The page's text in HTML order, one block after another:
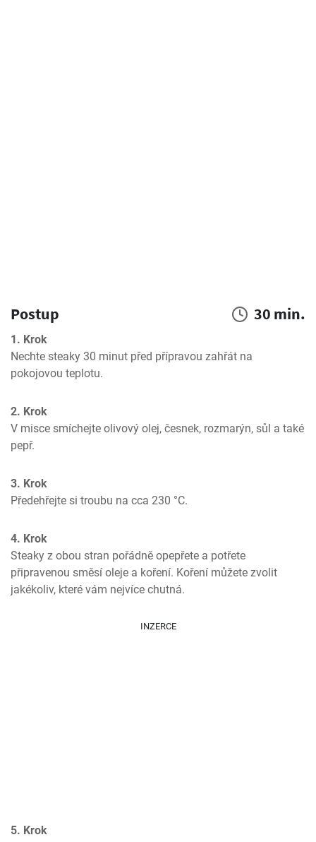
Postup 30 min.
1. Krok
Nechte steaky 30 minut před přípravou zahřát na
pokojovou teplotu.
2. Krok
V misce smíchejte olivový olej, česnek, rozmarýn, sůl a také
pepř.
3. Krok
Předehřejte si troubu na cca 230 °C.
4. Krok
Steaky z obou stran pořádně opepřete a potřete
připravenou směsí oleje a koření. Koření můžete zvolit
jakékoliv, které vám nejvíce chutná.
INZERCE
5. Krok